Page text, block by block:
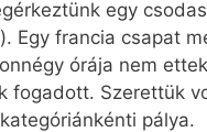
egy
Egy francia csapat
órája nem
fogadott. Szerettük
pálya.